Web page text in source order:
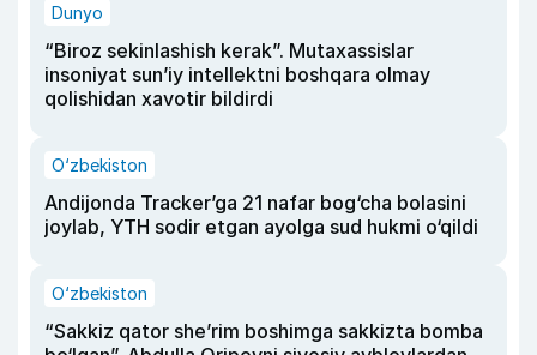
Dunyo
“Biroz sekinlashish kerak”. Mutaxassislar
insoniyat sun’iy intellektni boshqara olmay
qolishidan xavotir bildirdi
O‘zbekiston
Andijonda Tracker’ga 21 nafar bog‘cha bolasini
joylab, YTH sodir etgan ayolga sud hukmi o‘qildi
O‘zbekiston
“Sakkiz qator she’rim boshimga sakkizta bomba